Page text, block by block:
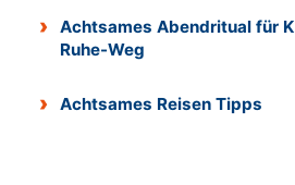
Achtsames Abendritual für
Ruhe-Weg
Achtsames Reisen Tipps